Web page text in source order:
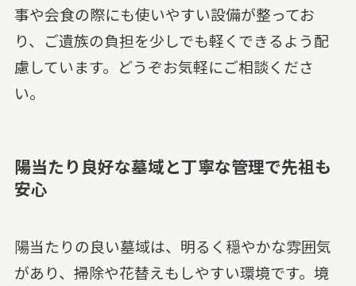
事や会食の際にも使いやすい設備が整ってお
り、ご遺族の負担を少しでも軽くできるよう配
慮しています。どうぞお気軽にご相談くださ
い。
陽当たり良好な墓域と丁寧な管理で先祖も
安心
陽当たりの良い墓域は、明るく穏やかな雰囲気
があり、掃除や花替えもしやすい環境です。境